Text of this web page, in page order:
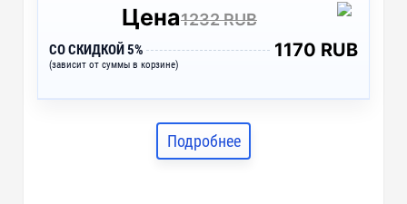
Цена1232 RUB
СО СКИДКОЙ 5%
(зависит от суммы в корзине)
1170 RUB
Подробнее